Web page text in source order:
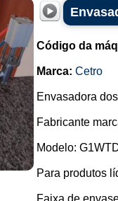
Código da
Marca: Cetro
Envasadora
Fabricante
Modelo:
Para produtos
Faixa de